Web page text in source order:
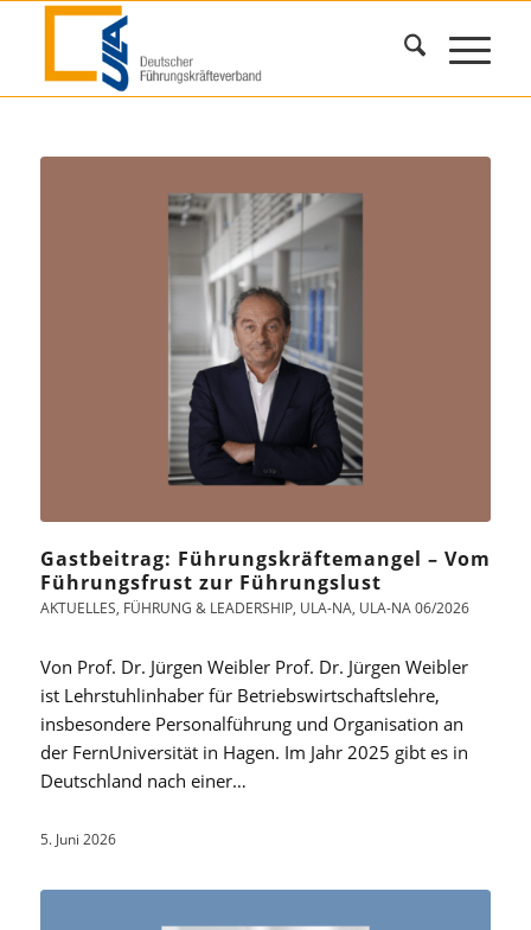
Gastbeitrag: Führungskräftemangel – Vom
Führungsfrust zur Führungslust
AKTUELLES, FÜHRUNG & LEADERSHIP, ULA-NA, ULA-NA 06/2026
Von Prof. Dr. Jürgen Weibler Prof. Dr. Jürgen Weibler
ist Lehrstuhlinhaber für Betriebswirtschaftslehre,
insbesondere Personalführung und Organisation an
der FernUniversität in Hagen. Im Jahr 2025 gibt es in
Deutschland nach einer…
5. Juni 2026